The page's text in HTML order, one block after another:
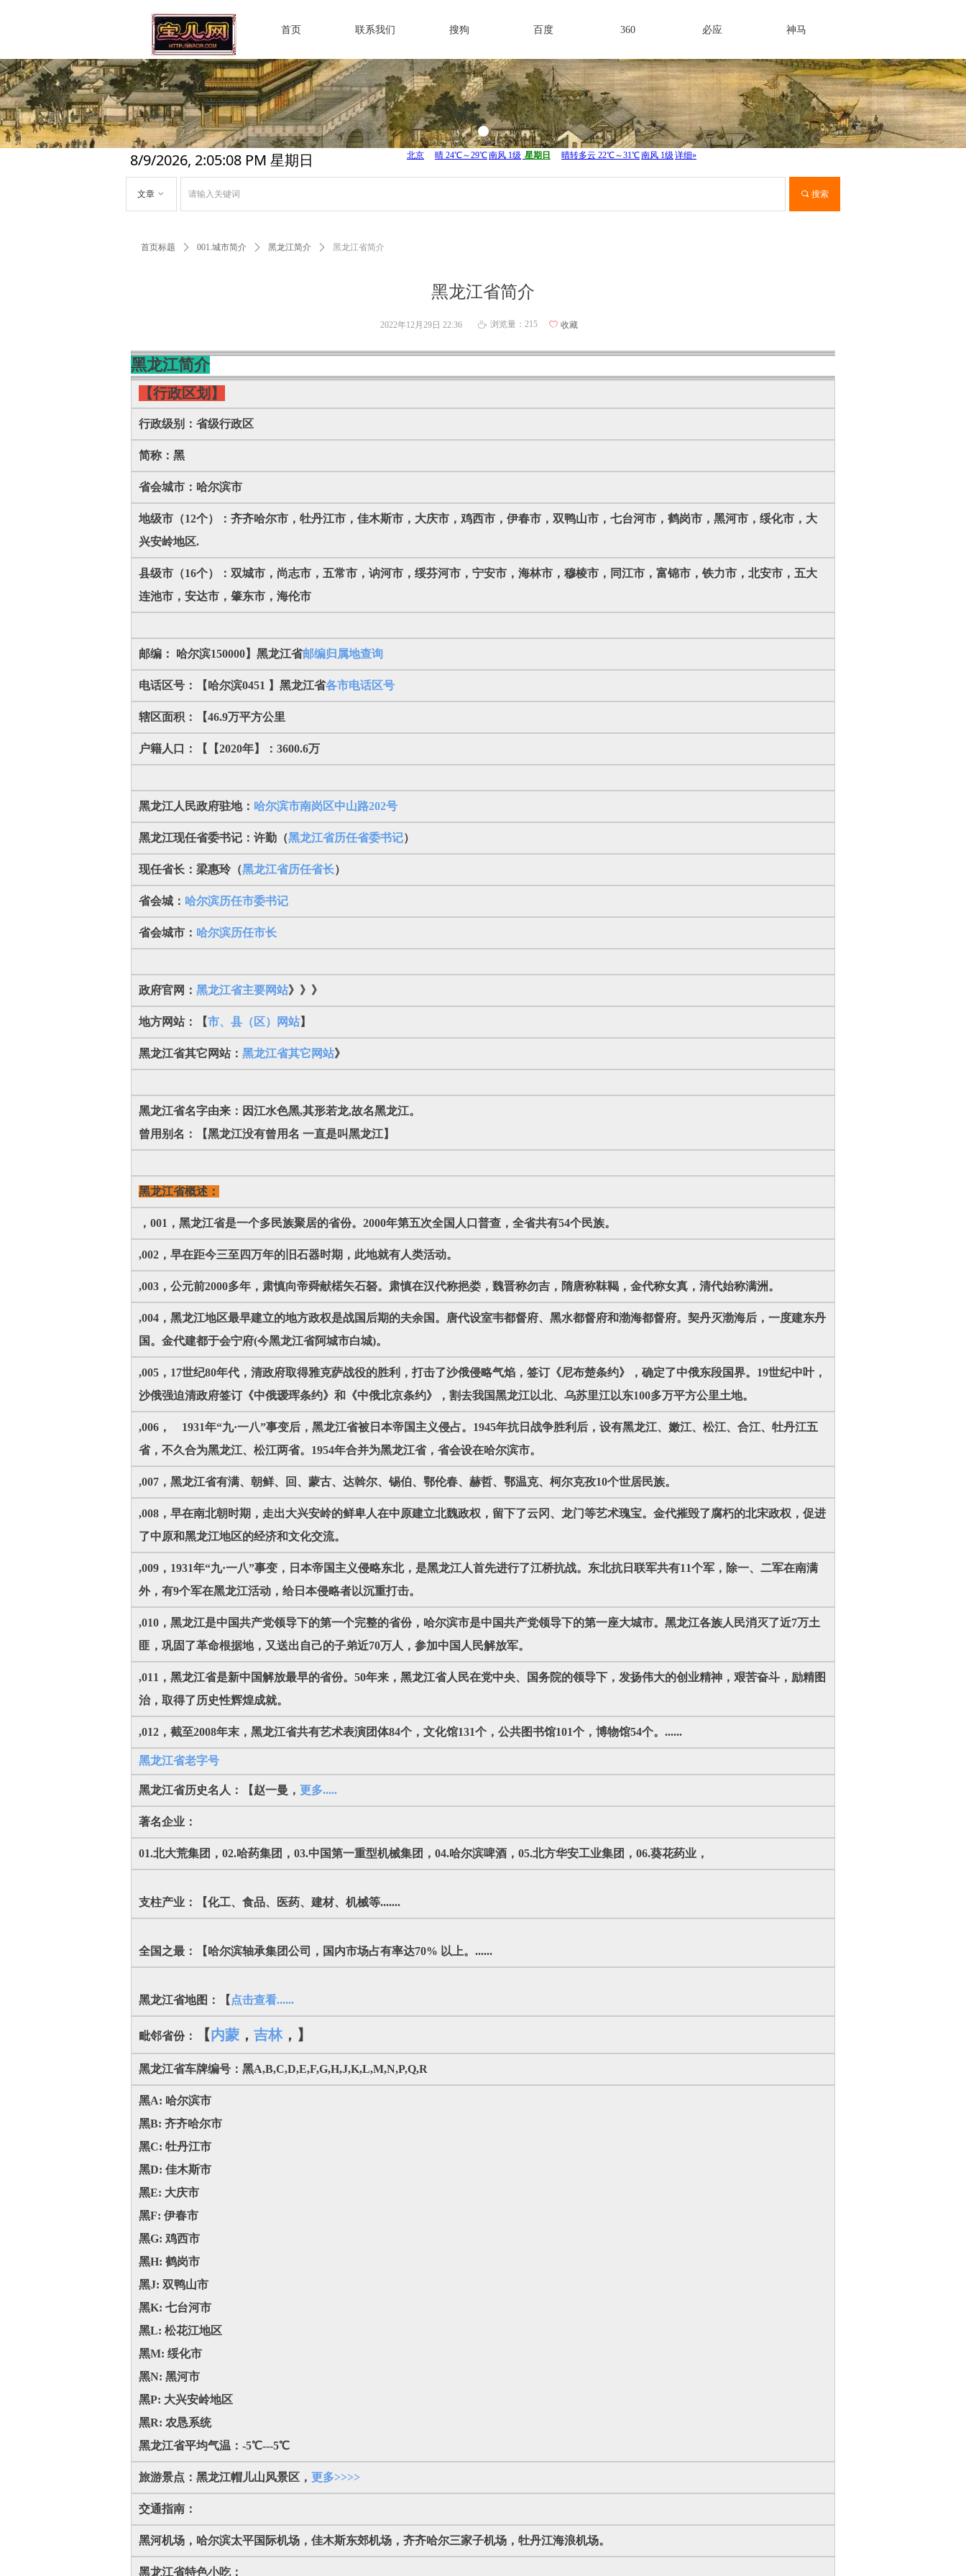
首页 联系我们 搜狗 百度 360 必应 神马
8/9/2026, 2:05:09 PM 星期日
끠 搜索
文章 ꀁ
黑龙江简介
【行政区划】
行政级别：省级行政区
简称：黑
省会城市：哈尔滨市
地级市（12个）：齐齐哈尔市，牡丹江市，佳木斯市，大庆市，鸡西市，伊春市，双鸭山市，七台河市，鹤岗市，黑河市，绥化市，大
兴安岭地区.
县级市（16个）：双城市，尚志市，五常市，讷河市，绥芬河市，宁安市，海林市，穆棱市，同江市，富锦市，铁力市，北安市，五大
连池市，安达市，肇东市，海伦市
邮编： 哈尔滨150000】黑龙江省邮编归属地查询
电话区号：【哈尔滨0451 】黑龙江省各市电话区号
辖区面积：【46.9万平方公里
户籍人口：【【2020年】：3600.6万
黑龙江人民政府驻地： 哈尔滨市南岗区中山路202号
黑龙江现任省委书记： 许勤 （黑龙江省历任省委书记）
现任省长： 梁惠玲（黑龙江省历任省长）
省会城： 哈尔滨历任市委书记
省会城市： 哈尔滨历任市长
政府官网： 黑龙江省主要网站》》》
地方网站：【市、县（区）网站】
黑龙江省其它网站： 黑龙江省其它网站》
黑龙江省名字由来：因江水色黑,其形若龙,故名黑龙江。
曾用别名：【黑龙江没有曾用名 一直是叫黑龙江】
黑龙江省概述：
，001，黑龙江省是一个多民族聚居的省份。2000年第五次全国人口普查，全省共有54个民族。
,002，早在距今三至四万年的旧石器时期，此地就有人类活动。
,003，公元前2000多年，肃慎向帝舜献楉矢石砮。肃慎在汉代称挹娄，魏晋称勿吉，隋唐称靺鞨，金代称女真，清代始称满洲。
,004，黑龙江地区最早建立的地方政权是战国后期的夫余国。唐代设室韦都督府、黑水都督府和渤海都督府。契丹灭渤海后，一度建东丹
国。金代建都于会宁府(今黑龙江省阿城市白城)。
,005，17世纪80年代，清政府取得雅克萨战役的胜利，打击了沙俄侵略气焰，签订《尼布楚条约》，确定了中俄东段国界。19世纪中叶，
沙俄强迫清政府签订《中俄瑷珲条约》和《中俄北京条约》，割去我国黑龙江以北、乌苏里江以东100多万平方公里土地。
,006， 1931年“九·一八”事变后，黑龙江省被日本帝国主义侵占。1945年抗日战争胜利后，设有黑龙江、嫩江、松江、合江、牡丹江五
省，不久合为黑龙江、松江两省。1954年合并为黑龙江省，省会设在哈尔滨市。
,007，黑龙江省有满、朝鲜、回、蒙古、达斡尔、锡伯、鄂伦春、赫哲、鄂温克、柯尔克孜10个世居民族。
,008，早在南北朝时期，走出大兴安岭的鲜卑人在中原建立北魏政权，留下了云冈、龙门等艺术瑰宝。金代摧毁了腐朽的北宋政权，促进
了中原和黑龙江地区的经济和文化交流。
,009，1931年“九·一八”事变，日本帝国主义侵略东北，是黑龙江人首先进行了江桥抗战。东北抗日联军共有11个军，除一、二军在南满
外，有9个军在黑龙江活动，给日本侵略者以沉重打击。
,010，黑龙江是中国共产党领导下的第一个完整的省份，哈尔滨市是中国共产党领导下的第一座大城市。黑龙江各族人民消灭了近7万土
匪，巩固了革命根据地，又送出自己的子弟近70万人，参加中国人民解放军。
,011，黑龙江省是新中国解放最早的省份。50年来，黑龙江省人民在党中央、国务院的领导下，发扬伟大的创业精神，艰苦奋斗，励精图
治，取得了历史性辉煌成就。
,012，截至2008年末，黑龙江省共有艺术表演团体84个，文化馆131个，公共图书馆101个，博物馆54个。......
黑龙江省老字号
黑龙江省历史名人：【赵一曼， 更多.....
著名企业：
01.北大荒集团，02.哈药集团，03.中国第一重型机械集团，04.哈尔滨啤酒，05.北方华安工业集团，06.葵花药业，
支柱产业：【化工、食品、医药、建材、机械等.......
全国之最：【哈尔滨轴承集团公司，国内市场占有率达70% 以上。......
黑龙江省地图：【 点击查看......
毗邻省份： 【内蒙 ， 吉林， 】
黑龙江省车牌编号：黑A,B,C,D,E,F,G,H,J,K,L,M,N,P,Q,R
黑A: 哈尔滨市
黑B: 齐齐哈尔市
黑C: 牡丹江市
黑D: 佳木斯市
黑E: 大庆市
黑F: 伊春市
黑G: 鸡西市
黑H: 鹤岗市
黑J: 双鸭山市
黑K: 七台河市
黑L: 松花江地区
黑M: 绥化市
黑N: 黑河市
黑P: 大兴安岭地区
黑R: 农恳系统
黑龙江省平均气温：-5℃---5℃
旅游景点：黑龙江帽儿山风景区， 更多>>>>
交通指南：
黑河机场，哈尔滨太平国际机场，佳木斯东郊机场，齐齐哈尔三家子机场，牡丹江海浪机场。
黑龙江省特色小吃：
黑龙江省简介
2022年12月29日 22:36 ꄘ 浏览量： 215 ꄀ 收藏
首页标题 ꄲ 001.城市简介 ꄲ 黑龙江简介 ꄲ 黑龙江省简介